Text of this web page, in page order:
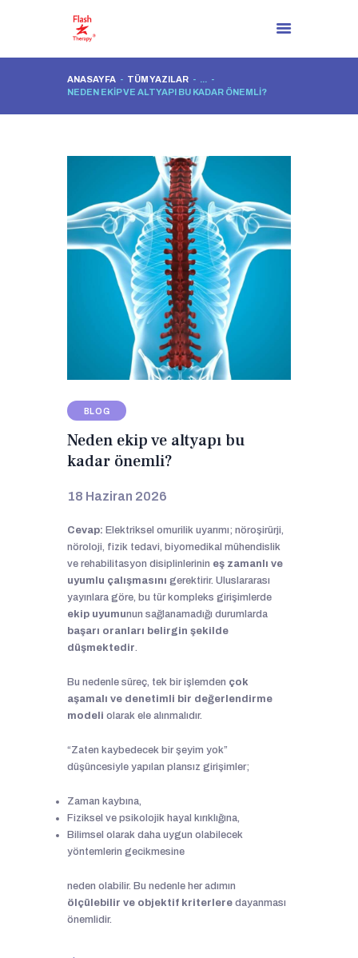
ANASAYFA TÜM YAZILAR
...
NEDEN EKIP VE ALTYAPI BU KADAR ÖNEMLI?
ARTIK BIR ÇÖZÜM VAR
ÇÖZÜM SÜREÇLERI
BLOG YAZILARI
İLETIŞIM
TR
BLOG
Neden ekip ve altyapı bu
kadar önemli?
18 Haziran 2026
Cevap: Elektriksel omurilik uyarımı; nöroşirürji,
nöroloji, fizik tedavi, biyomedikal mühendislik
ve rehabilitasyon disiplinlerinin eş zamanlı ve
uyumlu çalışmasını gerektirir. Uluslararası
yayınlara göre, bu tür kompleks girişimlerde
ekip uyumunun sağlanamadığı durumlarda
başarı oranları belirgin şekilde
düşmektedir
Bu nedenle süreç, tek bir işlemden çok
aşamalı ve denetimli bir değerlendirme
modeli olarak ele alınmalıdır.
“Zaten kaybedecek bir şeyim yok”
düşüncesiyle yapılan plansız girişimler;
Zaman kaybına,
Fiziksel ve psikolojik hayal kırıklığına,
Bilimsel olarak daha uygun olabilecek
yöntemlerin gecikmesine
neden olabilir. Bu nedenle her adımın
ölçülebilir ve objektif kriterlere dayanması
önemlidir.